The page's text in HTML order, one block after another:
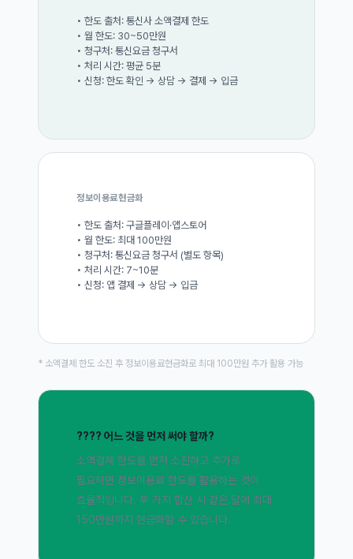
• 한도 출처: 통신사 소액결제 한도
• 월 한도: 30~50만원
• 청구처: 통신요금 청구서
• 처리 시간: 평균 5분
• 신청: 한도 확인 → 상담 → 결제 → 입금
정보이용료현금화
• 한도 출처: 구글플레이·앱스토어
• 월 한도: 최대 100만원
• 청구처: 통신요금 청구서 (별도 항목)
• 처리 시간: 7~10분
• 신청: 앱 결제 → 상담 → 입금
* 소액결제 한도 소진 후 정보이용료현금화로 최대 100만원 추가 활용 가능
???? 어느 것을 먼저 써야 할까?
소액결제 한도를 먼저 소진하고 추가로
필요하면 정보이용료 한도를 활용하는 것이
효율적입니다. 두 가지 합산 시 같은 달에 최대
150만원까지 현금화할 수 있습니다.